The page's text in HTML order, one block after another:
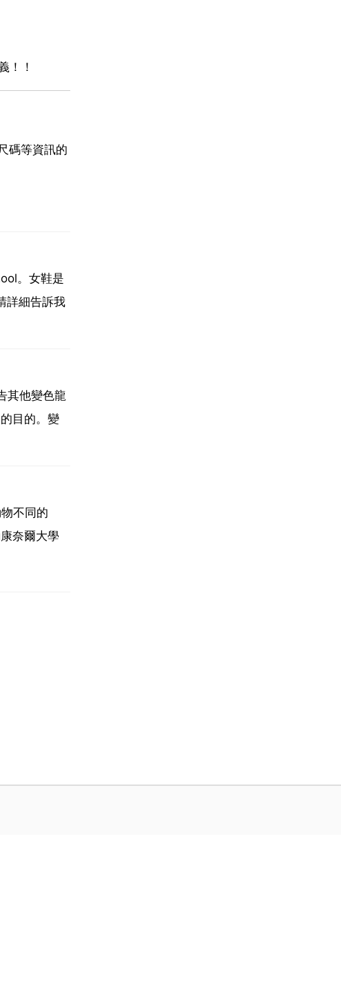
！！
碼等資訊的
。女鞋是
詳細告訴我
其他變色龍
目的。變
不同的
奈爾大學